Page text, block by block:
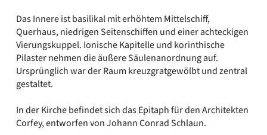
Das Innere ist basilikal mit erhöhtem Mittelschiff,
Querhaus, niedrigen Seitenschiffen und einer achteckigen
Vierungskuppel. Ionische Kapitelle und korinthische
Pilaster nehmen die äußere Säulenanordnung auf.
Ursprünglich war der Raum kreuzgratgewölbt und zentral
gestaltet.
In der Kirche befindet sich das Epitaph für den Architekten
Corfey, entworfen von Johann Conrad Schlaun.